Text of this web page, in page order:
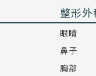
整形外
眼睛
鼻子
胸部